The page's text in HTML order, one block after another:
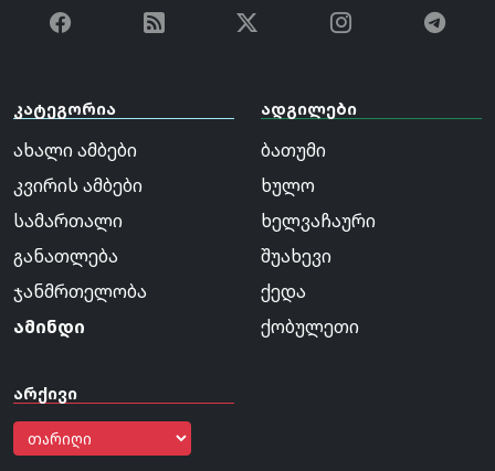
კატეგორია
ახალი ამბები
კვირის ამბები
სამართალი
განათლება
ჯანმრთელობა
ამინდი
არქივი
ადგილები
ბათუმი
ხულო
ხელვაჩაური
შუახევი
ქედა
ქობულეთი